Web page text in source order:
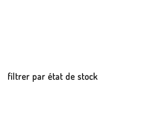
filtrer par état de stock